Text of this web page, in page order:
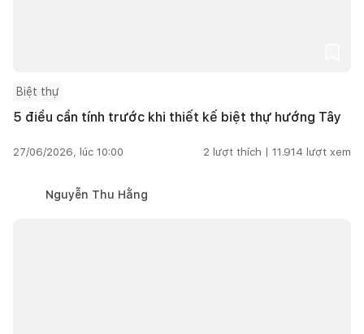
Biệt thự
5 điều cần tính trước khi thiết kế biệt thự hướng Tây
27/06/2026, lúc 10:00 2 lượt thích | 11.914 lượt xem
Nguyễn Thu Hằng